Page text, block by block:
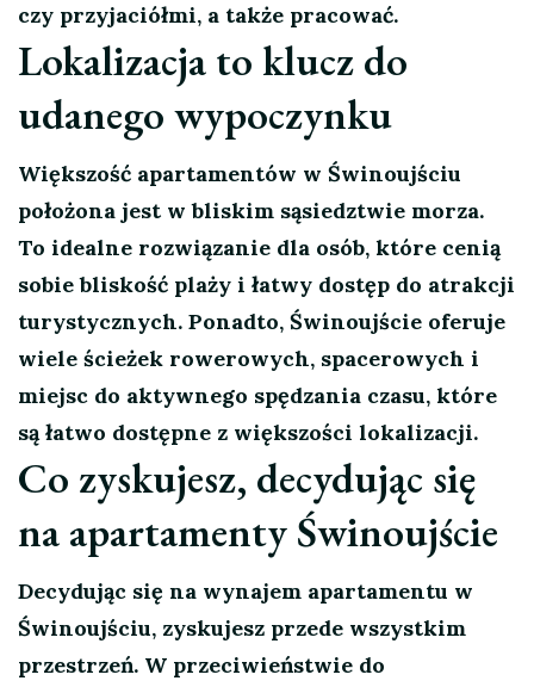
czy przyjaciółmi, a także pracować.
Lokalizacja to klucz do
udanego wypoczynku
Większość apartamentów w Świnoujściu
położona jest w bliskim sąsiedztwie morza.
To idealne rozwiązanie dla osób, które cenią
sobie bliskość plaży i łatwy dostęp do atrakcji
turystycznych. Ponadto, Świnoujście oferuje
wiele ścieżek rowerowych, spacerowych i
miejsc do aktywnego spędzania czasu, które
są łatwo dostępne z większości lokalizacji.
Co zyskujesz, decydując się
na apartamenty Świnoujście
Decydując się na wynajem apartamentu w
Świnoujściu, zyskujesz przede wszystkim
przestrzeń. W przeciwieństwie do